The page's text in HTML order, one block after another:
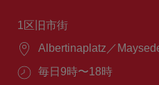
1区旧市街
場
Albertinaplatz／
営
毎日9時〜18時